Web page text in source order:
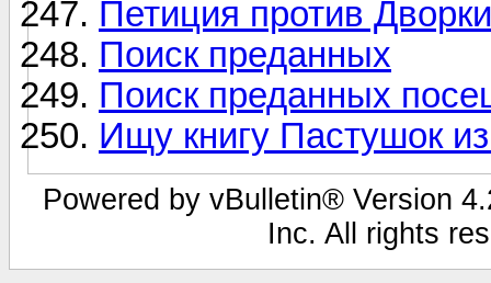
Петиция против
Поиск преданных
Поиск преданных
Ищу книгу Пастушок
Powered by vBulletin® Version
Inc. All rights